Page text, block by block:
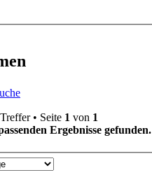
• Seite 1 von 1
Ergebnisse gefunden.